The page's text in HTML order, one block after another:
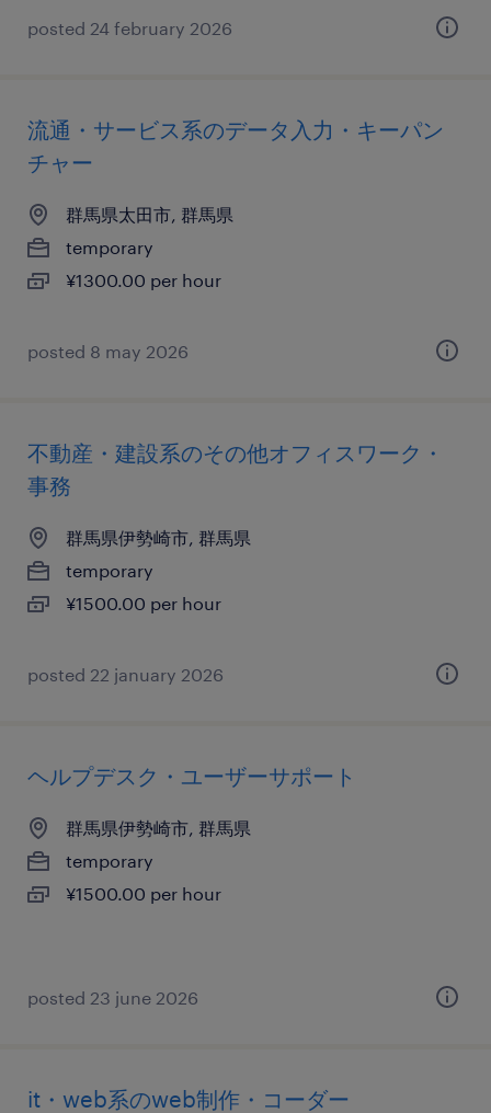
posted 24 february 2026
流通・サービス系のデータ入力・キーパン
チャー
群馬県太田市, 群馬県
temporary
¥1300.00 per hour
posted 8 may 2026
不動産・建設系のその他オフィスワーク・
事務
群馬県伊勢崎市, 群馬県
temporary
¥1500.00 per hour
posted 22 january 2026
ヘルプデスク・ユーザーサポート
群馬県伊勢崎市, 群馬県
temporary
¥1500.00 per hour
posted 23 june 2026
it・web系のweb制作・コーダー